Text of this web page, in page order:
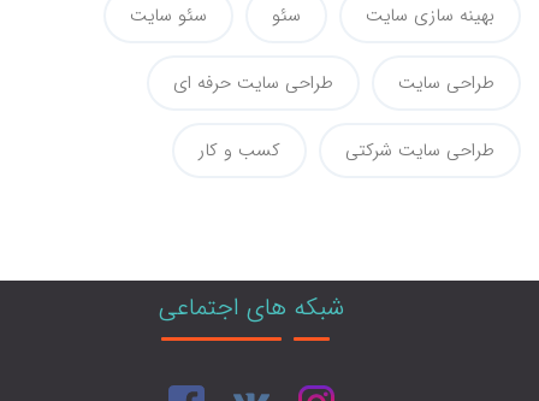
بهینه سازی سایت سئو سئو سایت
طراحی سایت طراحی سایت حرفه ای
طراحی سایت شرکتی کسب و کار
شبکه های اجتماعی